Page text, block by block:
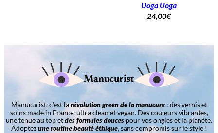
Uoga Uoga
24,00€
Manucurist
Manucurist, c’est larévolution green de la manucure: des vernis et
soins made in France, ultra clean et vegan. Des couleurs vibrantes,
une tenue au top etdes formules douces pour vos ongles et la planète.
Adoptezune routine beauté éthique, sans compromis sur le style !